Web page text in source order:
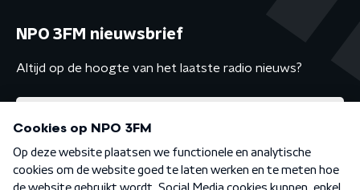
NPO 3FM nieuwsbrief
Altijd op de hoogte van het laatste radio nieuws?